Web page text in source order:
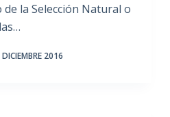
la Selección Natural o
2016